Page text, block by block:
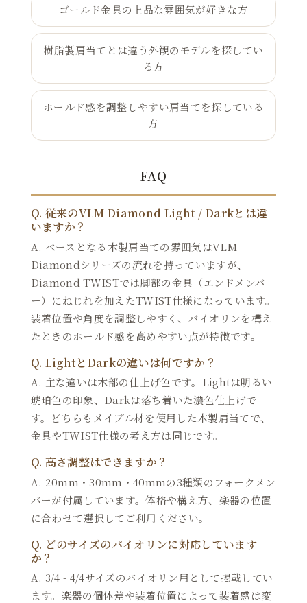
ゴールド金具の上品な雰囲気が好きな方
樹脂製肩当てとは違う外観のモデルを探してい
る方
ホールド感を調整しやすい肩当てを探している
方
FAQ
Q. 従来のVLM Diamond Light / Darkとは違
いますか？
A. ベースとなる木製肩当ての雰囲気はVLM
Diamondシリーズの流れを持っていますが、
Diamond TWISTでは脚部の金具（エンドメンバ
ー）にねじれを加えたTWIST仕様になっています。
装着位置や角度を調整しやすく、バイオリンを構え
たときのホールド感を高めやすい点が特徴です。
Q. LightとDarkの違いは何ですか？
A. 主な違いは木部の仕上げ色です。Lightは明るい
琥珀色の印象、Darkは落ち着いた濃色仕上げで
す。どちらもメイプル材を使用した木製肩当てで、
金具やTWIST仕様の考え方は同じです。
Q. 高さ調整はできますか？
A. 20mm・30mm・40mmの3種類のフォークメン
バーが付属しています。体格や構え方、楽器の位置
に合わせて選択してご利用ください。
Q. どのサイズのバイオリンに対応しています
か？
A. 3/4 - 4/4サイズのバイオリン用として掲載してい
ます。楽器の個体差や装着位置によって装着感は変